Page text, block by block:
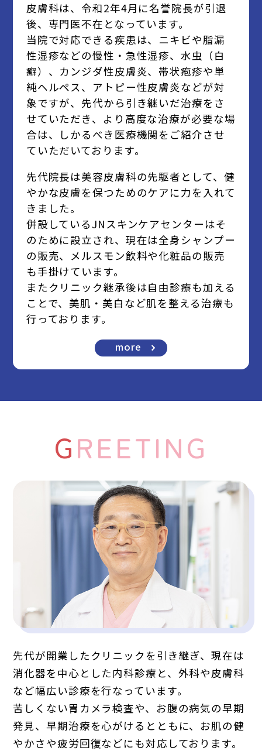
皮膚科は、令和2年4月に名誉院長が引退
後、専門医不在となっています。
当院で対応できる疾患は、ニキビや脂漏
性湿疹などの慢性・急性湿疹、水虫（白
癬）、カンジダ性皮膚炎、帯状疱疹や単
純ヘルペス、アトピー性皮膚炎などが対
象ですが、先代から引き継いだ治療をさ
せていただき、より高度な治療が必要な場
合は、しかるべき医療機関をご紹介させ
ていただいております。
先代院長は美容皮膚科の先駆者として、健
やかな皮膚を保つためのケアに力を入れて
きました。
併設しているJNスキンケアセンターはそ
のために設立され、現在は全身シャンプー
の販売、メルスモン飲料や化粧品の販売
も手掛けています。
またクリニック継承後は自由診療も加える
ことで、美肌・美白など肌を整える治療も
行っております。
more
GREETING
先代が開業したクリニックを引き継ぎ、現在は
消化器を中心とした内科診療と、外科や皮膚科
など幅広い診療を行なっています。
苦しくない胃カメラ検査や、お腹の病気の早期
発見、早期治療を心がけるとともに、お肌の健
やかさや疲労回復などにも対応しております。